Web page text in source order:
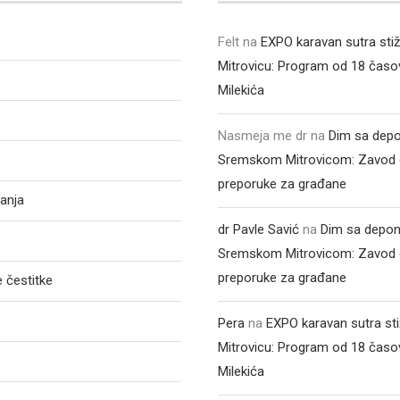
čestitke
Felt naEXPO karavan sutra
Mitrovicu: Program od 18
Milekića
Nasmeja me dr naDim sa
Sremskom Mitrovicom: Zavod
preporuke za građane
dr Pavle Savić naDim sa
Sremskom Mitrovicom: Zavod
preporuke za građane
Pera naEXPO karavan sutra
Mitrovicu: Program od 18
Milekića